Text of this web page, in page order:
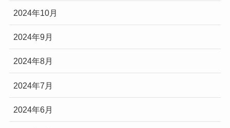
2024年10月
2024年9月
2024年8月
2024年7月
2024年6月